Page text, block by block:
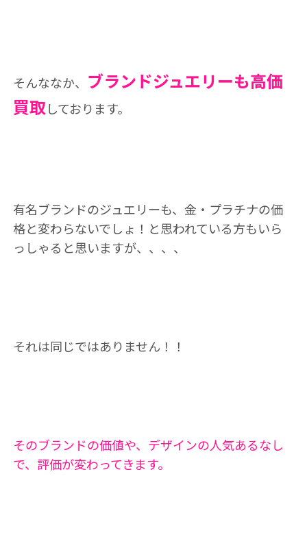
そんななか、 ブランドジュエリーも高価
買取しております。
有名ブランドのジュエリーも、金・プラチナの価
格と変わらないでしょ！と思われている方もいら
っしゃると思いますが、、、、
それは同じではありません！！
そのブランドの価値や、デザインの人気あるなし
で、評価が変わってきます。